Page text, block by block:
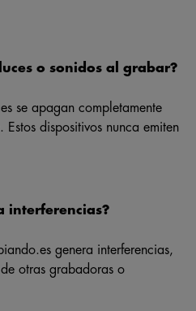
o sonidos al grabar?
se apagan completamente
dispositivos nunca emiten
interferencias?
genera interferencias,
otras grabadoras o